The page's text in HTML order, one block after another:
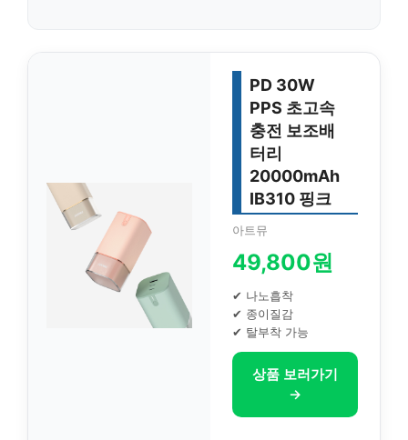
PD 30W
PPS 초고속
충전 보조배
터리
20000mAh
IB310 핑크
아트뮤
49,800원
✔ 나노흡착
✔ 종이질감
✔ 탈부착 가능
상품 보러가기
→